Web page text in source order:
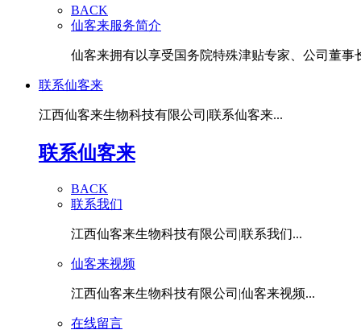
BACK
仙客来服务简介
仙客来拥有以享受国务院特殊津贴专家、公司董事
联系仙客来
江西仙客来生物科技有限公司|联系仙客来...
联系仙客来
BACK
联系我们
江西仙客来生物科技有限公司|联系我们...
仙客来视频
江西仙客来生物科技有限公司|仙客来视频...
在线留言